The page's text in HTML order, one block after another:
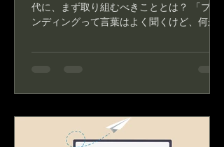
代に、まず取り組むべきこととは？ 「ブラ
ンディングって言葉はよく聞くけど、何か
産会社の経営者やご担当者の声を、私たち